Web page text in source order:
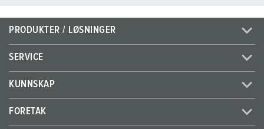
PRODUKTER / LØSNINGER
SERVICE
KUNNSKAP
FORETAK